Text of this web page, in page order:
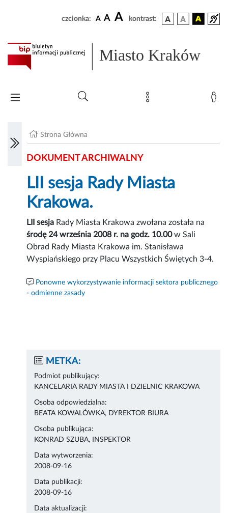
czcionka: A A A kontrast:
Miasto Kraków
Strona Główna
DOKUMENT ARCHIWALNY
LII sesja Rady Miasta
Krakowa.
LII sesja Rady Miasta Krakowa zwołana została na
środę 24 września 2008 r. na godz. 10.00w Sali
Obrad Rady Miasta Krakowa im. Stanisława
Wyspiańskiego przy Placu Wszystkich Świętych 3-4.
Ponowne wykorzystywanie informacji sektora publicznego
- odmienne zasady
METKA:
Podmiot publikujący:
KANCELARIA RADY MIASTA I DZIELNIC KRAKOWA
Osoba odpowiedzialna:
BEATA KOWALÓWKA, DYREKTOR BIURA
Osoba publikująca:
KONRAD SZUBA, INSPEKTOR
Data wytworzenia:
2008-09-16
Data publikacji:
2008-09-16
Data aktualizacji: